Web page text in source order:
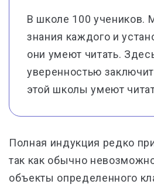
В школе 100 учеников.
знания каждого и
они умеют читать.
уверенностью
этой школы умеют
Полная индукция редко
так как обычно
объекты определенного